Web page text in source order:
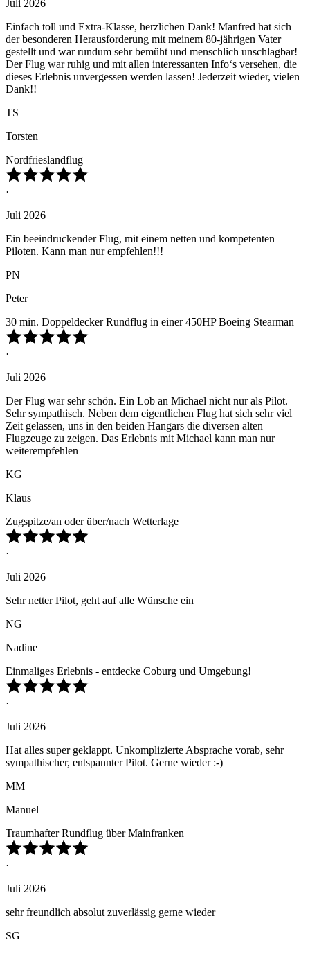
Juli 2026
Einfach toll und Extra-Klasse, herzlichen Dank! Manfred hat sich
der besonderen Herausforderung mit meinem 80-jährigen Vater
gestellt und war rundum sehr bemüht und menschlich unschlagbar!
Der Flug war ruhig und mit allen interessanten Info‘s versehen, die
dieses Erlebnis unvergessen werden lassen! Jederzeit wieder, vielen
Dank!!
TS
Torsten
Nordfrieslandflug
·
Juli 2026
Ein beeindruckender Flug, mit einem netten und kompetenten
Piloten. Kann man nur empfehlen!!!
PN
Peter
30 min. Doppeldecker Rundflug in einer 450HP Boeing Stearman
·
Juli 2026
Der Flug war sehr schön. Ein Lob an Michael nicht nur als Pilot.
Sehr sympathisch. Neben dem eigentlichen Flug hat sich sehr viel
Zeit gelassen, uns in den beiden Hangars die diversen alten
Flugzeuge zu zeigen. Das Erlebnis mit Michael kann man nur
weiterempfehlen
KG
Klaus
Zugspitze/an oder über/nach Wetterlage
·
Juli 2026
Sehr netter Pilot, geht auf alle Wünsche ein
NG
Nadine
Einmaliges Erlebnis - entdecke Coburg und Umgebung!
·
Juli 2026
Hat alles super geklappt. Unkomplizierte Absprache vorab, sehr
sympathischer, entspannter Pilot. Gerne wieder :-)
MM
Manuel
Traumhafter Rundflug über Mainfranken
·
Juli 2026
sehr freundlich absolut zuverlässig gerne wieder
SG